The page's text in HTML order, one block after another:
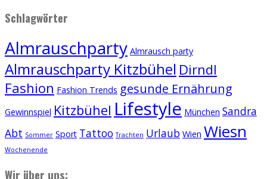
Schlagwörter
Almrauschparty Almrausch party
Almrauschparty Kitzbühel Dirndl
Fashion Fashion Trends gesunde Ernährung
Gewinnspiel Kitzbühel Lifestyle München Sandra
Abt Sommer Sport Tattoo Trachten Urlaub Wien Wiesn
Wochenende
Wir über uns: